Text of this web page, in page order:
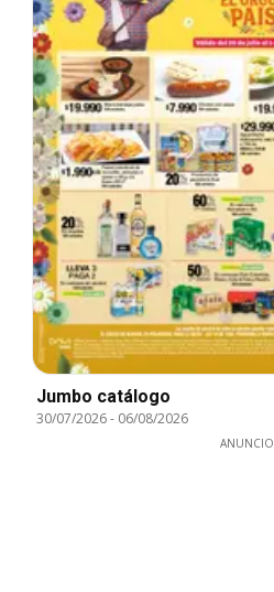
Jumbo catálogo
30/07/2026- 06/08/2026
ANUNCIO